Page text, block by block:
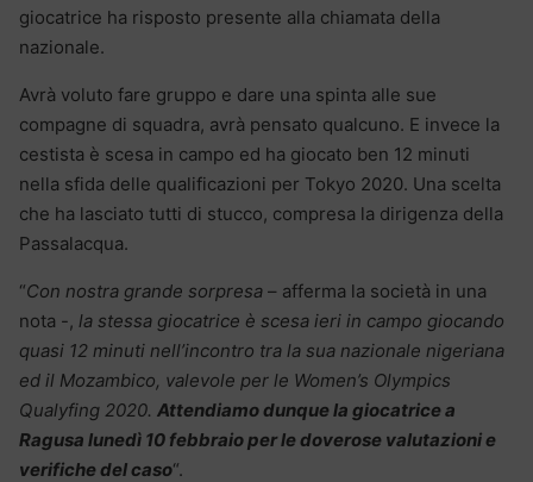
giocatrice ha risposto presente alla chiamata della
nazionale.
Avrà voluto fare gruppo e dare una spinta alle sue
compagne di squadra, avrà pensato qualcuno. E invece la
cestista è scesa in campo ed ha giocato ben 12 minuti
nella sfida delle qualificazioni per Tokyo 2020. Una scelta
che ha lasciato tutti di stucco, compresa la dirigenza della
Passalacqua.
“Con nostra grande sorpresa – afferma la società in una
nota -, la stessa giocatrice è scesa ieri in campo giocando
quasi 12 minuti nell’incontro tra la sua nazionale nigeriana
ed il Mozambico, valevole per le Women’s Olympics
Qualyfing 2020. Attendiamo dunque la giocatrice a
Ragusa lunedì 10 febbraio per le doverose valutazioni e
verifiche del caso“.